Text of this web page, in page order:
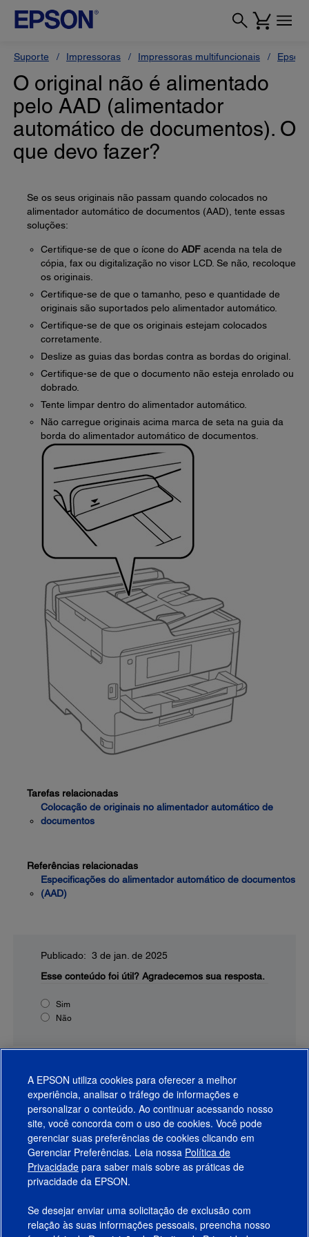
Suporte Impressoras Impressoras multifuncionais Epson
O original não é alimentado
pelo AAD (alimentador
automático de documentos). O
que devo fazer?
Se os seus originais não passam quando colocados no
alimentador automático de documentos (AAD), tente essas
soluções:
Certifique-se de que o ícone do ADF acenda na tela de
cópia, fax ou digitalização no visor LCD. Se não, recoloque
os originais.
Certifique-se de que o tamanho, peso e quantidade de
originais são suportados pelo alimentador automático.
Certifique-se de que os originais estejam colocados
corretamente.
Deslize as guias das bordas contra as bordas do original.
Certifique-se de que o documento não esteja enrolado ou
dobrado.
Tente limpar dentro do alimentador automático.
Não carregue originais acima marca de seta na guia da
borda do alimentador automático de documentos.
Tarefas relacionadas
Colocação de originais no alimentador automático de
documentos
Referências relacionadas
Especificações do alimentador automático de documentos
(AAD)
Publicado: 3 de jan. de 2025
Esse conteúdo foi útil? Agradecemos sua resposta.
Sim
Não
Produtos
Suporte
Links Sugeridos
A EPSON utiliza cookies para oferecer a melhor
experiência, analisar o tráfego de informações e
personalizar o conteúdo. Ao continuar acessando nosso
site, você concorda com o uso de cookies. Você pode
gerenciar suas preferências de cookies clicando em
Gerenciar Preferências. Leia nossa Política de
Privacidade para saber mais sobre as práticas de
privacidade da EPSON.
Se desejar enviar uma solicitação de exclusão com
relação às suas informações pessoais, preencha nosso